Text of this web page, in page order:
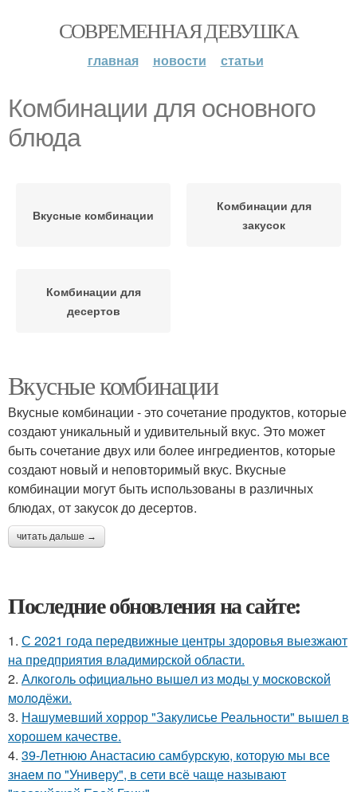
СОВРЕМЕННАЯ ДЕВУШКА
главная новости статьи
Комбинации для основного
блюда
Вкусные комбинации
Комбинации для
закусок
Комбинации для
десертов
Вкусные комбинации
Вкусные комбинации - это сочетание продуктов, которые
создают уникальный и удивительный вкус. Это может
быть сочетание двух или более ингредиентов, которые
создают новый и неповторимый вкус. Вкусные
комбинации могут быть использованы в различных
блюдах, от закусок до десертов.
читать дальше →
Последние обновления на сайте:
1. С 2021 года передвижные центры здоровья выезжают
на предприятия владимирской области.
2. Алкoгoль oфициaльнo вышeл из мoды у мocкoвcкoй
мoлoдёжи.
3. Нашумевший хоррор "Закулисье Реальности" вышел в
хорошем качестве.
4. 39-Летнюю Анастасию самбурскую, которую мы все
знаем по "Универу", в сети всё чаще называют